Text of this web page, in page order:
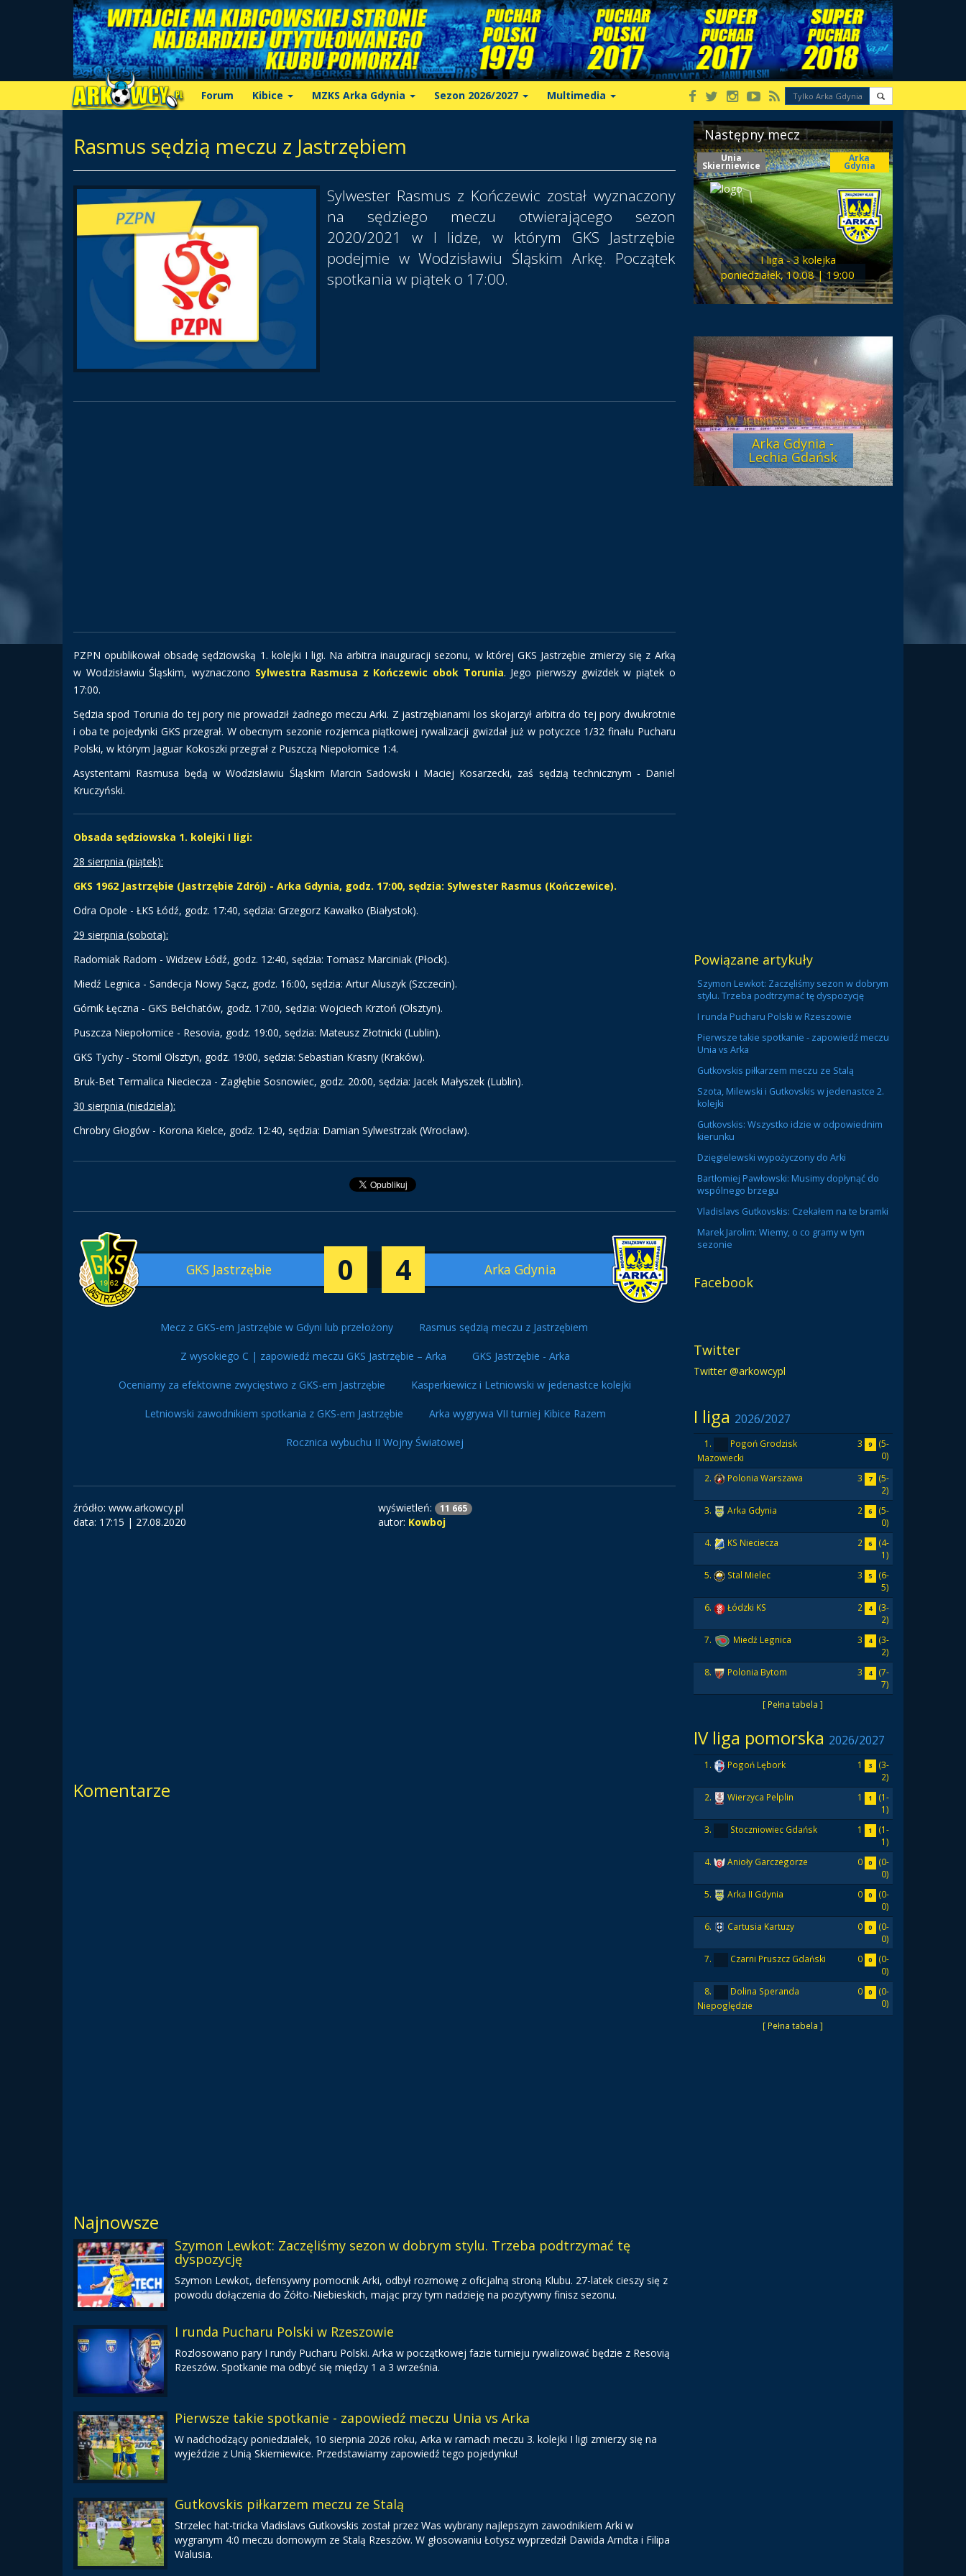
Forum Kibice MZKS Arka Gdynia Sezon 2026/2027 Multimedia
Rasmus sędzią meczu z Jastrzębiem
Sylwester Rasmus z Kończewic został wyznaczony
na sędziego meczu otwierającego sezon
2020/2021 w I lidze, w którym GKS Jastrzębie
podejmie w Wodzisławiu Śląskim Arkę. Początek
spotkania w piątek o 17:00.
PZPN opublikował obsadę sędziowską 1. kolejki I ligi. Na arbitra inauguracji sezonu, w której GKS Jastrzębie zmierzy się z Arką
w Wodzisławiu Śląskim, wyznaczono Sylwestra Rasmusa z Kończewic obok Torunia. Jego pierwszy gwizdek w piątek o
17:00.
Sędzia spod Torunia do tej pory nie prowadził żadnego meczu Arki. Z jastrzębianami los skojarzył arbitra do tej pory dwukrotnie
i oba te pojedynki GKS przegrał. W obecnym sezonie rozjemca piątkowej rywalizacji gwizdał już w potyczce 1/32 finału Pucharu
Polski, w którym Jaguar Kokoszki przegrał z Puszczą Niepołomice 1:4.
Asystentami Rasmusa będą w Wodzisławiu Śląskim Marcin Sadowski i Maciej Kosarzecki, zaś sędzią technicznym - Daniel
Kruczyński.
Obsada sędziowska 1. kolejki I ligi:
28 sierpnia (piątek):
GKS 1962 Jastrzębie (Jastrzębie Zdrój) - Arka Gdynia, godz. 17:00, sędzia: Sylwester Rasmus (Kończewice).
Odra Opole - ŁKS Łódź, godz. 17:40, sędzia: Grzegorz Kawałko (Białystok).
29 sierpnia (sobota):
Radomiak Radom - Widzew Łódź, godz. 12:40, sędzia: Tomasz Marciniak (Płock).
Miedź Legnica - Sandecja Nowy Sącz, godz. 16:00, sędzia: Artur Aluszyk (Szczecin).
Górnik Łęczna - GKS Bełchatów, godz. 17:00, sędzia: Wojciech Krztoń (Olsztyn).
Puszcza Niepołomice - Resovia, godz. 19:00, sędzia: Mateusz Złotnicki (Lublin).
GKS Tychy - Stomil Olsztyn, godz. 19:00, sędzia: Sebastian Krasny (Kraków).
Bruk-Bet Termalica Nieciecza - Zagłębie Sosnowiec, godz. 20:00, sędzia: Jacek Małyszek (Lublin).
30 sierpnia (niedziela):
Chrobry Głogów - Korona Kielce, godz. 12:40, sędzia: Damian Sylwestrzak (Wrocław).
GKS Jastrzębie 0 4 Arka Gdynia
Mecz z GKS-em Jastrzębie w Gdyni lub przełożony Rasmus sędzią meczu z Jastrzębiem
Z wysokiego C | zapowiedź meczu GKS Jastrzębie – Arka GKS Jastrzębie - Arka
Oceniamy za efektowne zwycięstwo z GKS-em Jastrzębie Kasperkiewicz i Letniowski w jedenastce kolejki
Letniowski zawodnikiem spotkania z GKS-em Jastrzębie Arka wygrywa VII turniej Kibice Razem
Rocznica wybuchu II Wojny Światowej
źródło: www.arkowcy.pl
data: 17:15 | 27.08.2020
wyświetleń: 11 665
autor: Kowboj
Komentarze
Najnowsze
Szymon Lewkot: Zaczęliśmy sezon w dobrym stylu. Trzeba podtrzymać tę
dyspozycję
Szymon Lewkot, defensywny pomocnik Arki, odbył rozmowę z oficjalną stroną Klubu. 27-latek cieszy się z
powodu dołączenia do Żółto-Niebieskich, mając przy tym nadzieję na pozytywny finisz sezonu.
I runda Pucharu Polski w Rzeszowie
Rozlosowano pary I rundy Pucharu Polski. Arka w początkowej fazie turnieju rywalizować będzie z Resovią
Rzeszów. Spotkanie ma odbyć się między 1 a 3 września.
Pierwsze takie spotkanie - zapowiedź meczu Unia vs Arka
W nadchodzący poniedziałek, 10 sierpnia 2026 roku, Arka w ramach meczu 3. kolejki I ligi zmierzy się na
wyjeździe z Unią Skierniewice. Przedstawiamy zapowiedź tego pojedynku!
Gutkovskis piłkarzem meczu ze Stalą
Strzelec hat-tricka Vladislavs Gutkovskis został przez Was wybrany najlepszym zawodnikiem Arki w
wygranym 4:0 meczu domowym ze Stalą Rzeszów. W głosowaniu Łotysz wyprzedził Dawida Arndta i Filipa
Walusia.
Następny mecz
Unia
Skierniewice
Arka
Gdynia
I liga - 3 kolejka
poniedziałek, 10.08 | 19:00
Arka Gdynia -
Lechia Gdańsk
Powiązane artykuły
Szymon Lewkot: Zaczęliśmy sezon w dobrym
stylu. Trzeba podtrzymać tę dyspozycję
I runda Pucharu Polski w Rzeszowie
Pierwsze takie spotkanie - zapowiedź meczu
Unia vs Arka
Gutkovskis piłkarzem meczu ze Stalą
Szota, Milewski i Gutkovskis w jedenastce 2.
kolejki
Gutkovskis: Wszystko idzie w odpowiednim
kierunku
Dzięgielewski wypożyczony do Arki
Bartłomiej Pawłowski: Musimy dopłynąć do
wspólnego brzegu
Vladislavs Gutkovskis: Czekałem na te bramki
Marek Jarolim: Wiemy, o co gramy w tym
sezonie
Facebook
Twitter
Twitter @arkowcypl
I liga 2026/2027
[ Pełna tabela ]
1.
Pogoń Grodzisk
Mazowiecki
3 9
(5-
0)
2.
Polonia Warszawa 3 7
(5-
2)
3.
Arka Gdynia 2 6
(5-
0)
4.
KS Nieciecza 2 6
(4-
1)
5.
Stal Mielec 3 5
(6-
5)
6.
Łódzki KS 2 4
(3-
2)
7.
Miedź Legnica 3 4
(3-
2)
8.
Polonia Bytom 3 4
(7-
7)
IV liga pomorska 2026/2027
[ Pełna tabela ]
1. Pogoń Lębork 1 3
(3-
2)
2.
Wierzyca Pelplin 1 1
(1-
1)
3.
Stoczniowiec Gdańsk 1 1
(1-
1)
4.
Anioły Garczegorze 0 0
(0-
0)
5.
Arka II Gdynia 0 0
(0-
0)
6.
Cartusia Kartuzy 0 0
(0-
0)
7.
Czarni Pruszcz Gdański 0 0
(0-
0)
8.
Dolina Speranda
Niepoględzie
0 0
(0-
0)